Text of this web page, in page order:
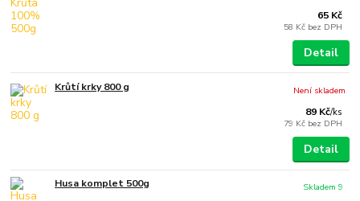
65 Kč
58 Kč bez DPH
Detail
Krůtí krky 800 g
89 Kč/ks
79 Kč bez DPH
Není skladem
Detail
Husa komplet 500g
Skladem 9